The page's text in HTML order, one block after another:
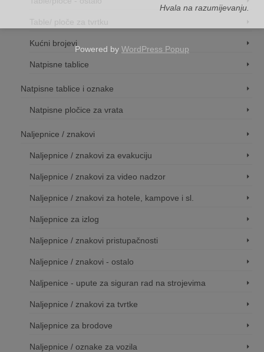
Kućni brojevi
Natpisne tablice
Natpisne tablice i oznake
Natpisne pločice za vrata
Naljepnice / znakovi
Naljepnice / znakovi za evakuciju
Naljepnice / znakovi za video nadzor
Naljepnice / znakovi za hotele, kampove i sl.
Naljepnice za izlog
Naljepnice / znakovi pristupačnosti
Naljepnice / znakovi - ostalo
Naljpenice - upute za siguran rad na strojevima
Naljepnice / znakovi za tvrtke
Naljepnice za brodove
Naljepnice / oznake za vozila
Hvala na razumijevanju.
Powered by WordPress Popup